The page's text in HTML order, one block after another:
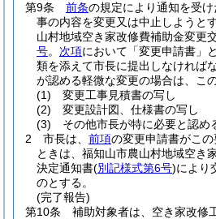
第9条
前条の規定により通知を受
事の内容を変更又は中止しようと
山村地域空き家改修費補助金変更
号。 次項において「変更申請書」
類を添えて市長に提出しなければ
が認める軽微な変更の場合は、こ
(1)
変更工事見積書の写し
(2)
変更設計図、仕様書の写し
(3)
その他市長が特に必要と認め
2
市長は、 前項の変更申請書がこ
ときは、福知山市農山村地域空き
決定通知書(別記様式第6号)により
のとする。
(完了報告)
第10条
補助対象者は、空き家改修